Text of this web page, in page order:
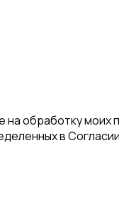
на обработку
в